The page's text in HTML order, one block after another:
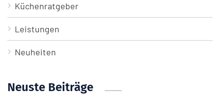
Küchenratgeber
Leistungen
Neuheiten
Neuste Beiträge